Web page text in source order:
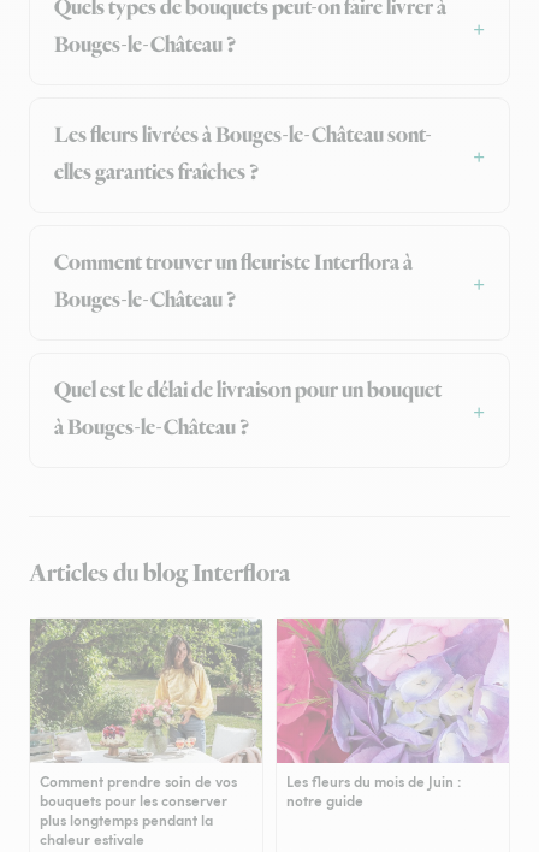
Quels types de bouquets peut-on faire livrer à
Bouges-le-Château ?
Les fleurs livrées à Bouges-le-Château sont-
elles garanties fraîches ?
Comment trouver un fleuriste Interflora à
Bouges-le-Château ?
Quel est le délai de livraison pour un bouquet
à Bouges-le-Château ?
Articles du blog Interflora
Comment prendre soin de vos
bouquets pour les conserver
plus longtemps pendant la
chaleur estivale
Les fleurs du mois de Juin :
notre guide